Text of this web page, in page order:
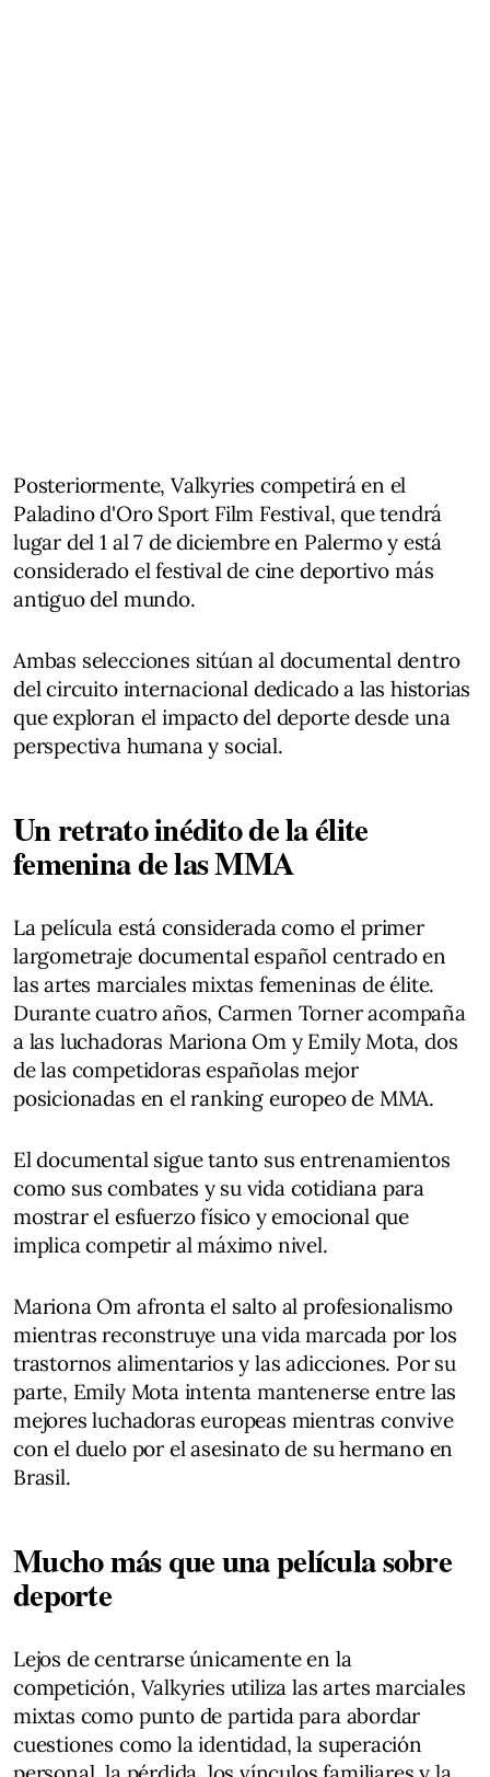
Posteriormente, Valkyries competirá en el
Paladino d'Oro Sport Film Festival, que tendrá
lugar del 1 al 7 de diciembre en Palermo y está
considerado el festival de cine deportivo más
antiguo del mundo.
Ambas selecciones sitúan al documental dentro
del circuito internacional dedicado a las historias
que exploran el impacto del deporte desde una
perspectiva humana y social.
Un retrato inédito de la élite
femenina de las MMA
La película está considerada como el primer
largometraje documental español centrado en
las artes marciales mixtas femeninas de élite.
Durante cuatro años, Carmen Torner acompaña
a las luchadoras Mariona Om y Emily Mota, dos
de las competidoras españolas mejor
posicionadas en el ranking europeo de MMA.
El documental sigue tanto sus entrenamientos
como sus combates y su vida cotidiana para
mostrar el esfuerzo físico y emocional que
implica competir al máximo nivel.
Mariona Om afronta el salto al profesionalismo
mientras reconstruye una vida marcada por los
trastornos alimentarios y las adicciones. Por su
parte, Emily Mota intenta mantenerse entre las
mejores luchadoras europeas mientras convive
con el duelo por el asesinato de su hermano en
Brasil.
Mucho más que una película sobre
deporte
Lejos de centrarse únicamente en la
competición, Valkyries utiliza las artes marciales
mixtas como punto de partida para abordar
cuestiones como la identidad, la superación